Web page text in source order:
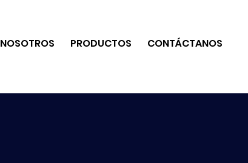
NOSOTROS PRODUCTOS CONTÁCTANOS